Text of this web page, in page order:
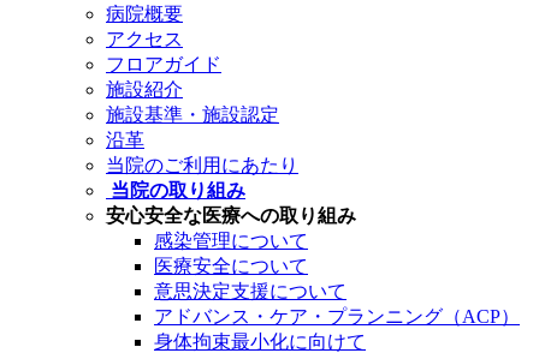
病院概要
アクセス
フロアガイド
施設紹介
施設基準・施設認定
沿革
当院のご利用にあたり
当院の取り組み
安心安全な医療への取り組み
感染管理について
医療安全について
意思決定支援について
アドバンス・ケア・プランニング（ACP）
身体拘束最小化に向けて